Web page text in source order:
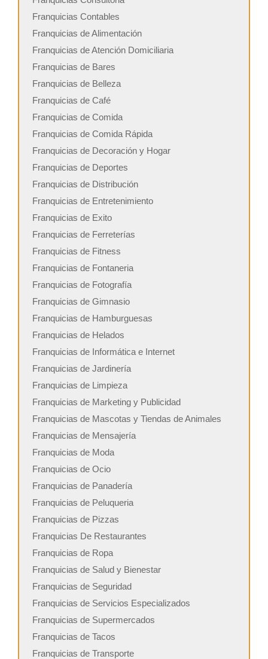
Franquicias Contables
Franquicias de Alimentación
Franquicias de Atención Domiciliaria
Franquicias de Bares
Franquicias de Belleza
Franquicias de Café
Franquicias de Comida
Franquicias de Comida Rápida
Franquicias de Decoración y Hogar
Franquicias de Deportes
Franquicias de Distribución
Franquicias de Entretenimiento
Franquicias de Exito
Franquicias de Ferreterías
Franquicias de Fitness
Franquicias de Fontaneria
Franquicias de Fotografía
Franquicias de Gimnasio
Franquicias de Hamburguesas
Franquicias de Helados
Franquicias de Informática e Internet
Franquicias de Jardinería
Franquicias de Limpieza
Franquicias de Marketing y Publicidad
Franquicias de Mascotas y Tiendas de Animales
Franquicias de Mensajería
Franquicias de Moda
Franquicias de Ocio
Franquicias de Panadería
Franquicias de Peluqueria
Franquicias de Pizzas
Franquicias De Restaurantes
Franquicias de Ropa
Franquicias de Salud y Bienestar
Franquicias de Seguridad
Franquicias de Servicios Especializados
Franquicias de Supermercados
Franquicias de Tacos
Franquicias de Transporte